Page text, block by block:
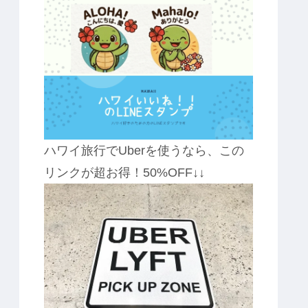
ハワイ旅行でUberを使うなら、この
リンクが超お得！50%OFF↓↓